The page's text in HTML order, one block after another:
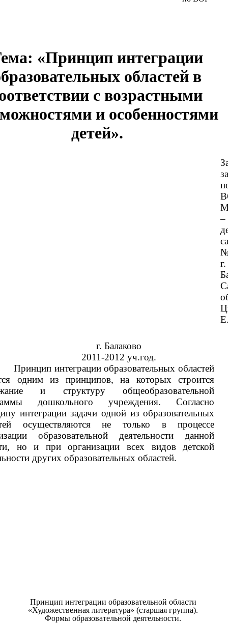
«Принцип интеграции
областей в
с возрастными
и особенностями
детей».
–
г.
г. Балаково
2011-2012 уч.год.
Принцип интеграции образовательных областей
одним из принципов, на которых строится
и структуру общеобразовательной
дошкольного учреждения. Согласно
интеграции задачи одной из образовательных
осуществляются не только в процессе
образовательной деятельности данной
но и при организации всех видов детской
других образовательных областей.
Принцип интеграции образовательной области
«Художественная литература» (старшая группа).
Формы образовательной деятельности.